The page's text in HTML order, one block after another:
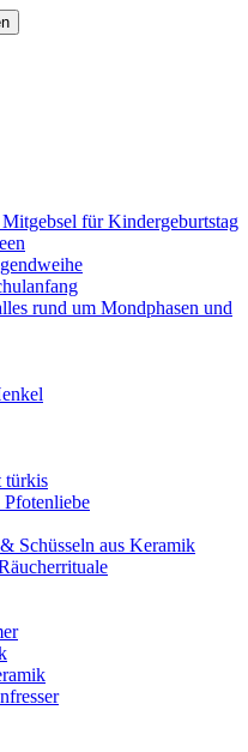
für Kindergeburtstag
rund um Mondphasen und
türkis
Schüsseln aus Keramik